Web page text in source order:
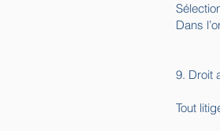
Dans
9. Droit
Tout